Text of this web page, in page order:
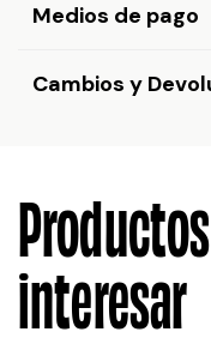
Medios de pago
Cambios y
interesar